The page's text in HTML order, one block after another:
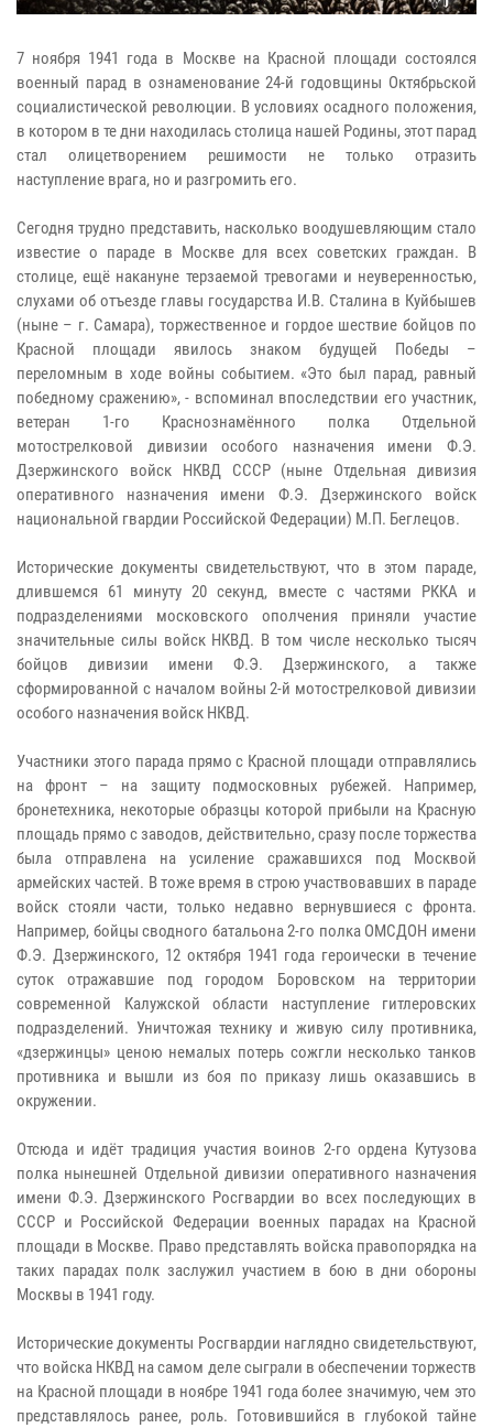
7 ноября 1941 года в Москве на Красной площади состоялся
военный парад в ознаменование 24-й годовщины Октябрьской
социалистической революции. В условиях осадного положения,
в котором в те дни находилась столица нашей Родины, этот парад
стал олицетворением решимости не только отразить
наступление врага, но и разгромить его.
Сегодня трудно представить, насколько воодушевляющим стало
известие о параде в Москве для всех советских граждан. В
столице, ещё накануне терзаемой тревогами и неуверенностью,
слухами об отъезде главы государства И.В. Сталина в Куйбышев
(ныне – г. Самара), торжественное и гордое шествие бойцов по
Красной площади явилось знаком будущей Победы –
переломным в ходе войны событием. «Это был парад, равный
победному сражению», - вспоминал впоследствии его участник,
ветеран 1-го Краснознамённого полка Отдельной
мотострелковой дивизии особого назначения имени Ф.Э.
Дзержинского войск НКВД СССР (ныне Отдельная дивизия
оперативного назначения имени Ф.Э. Дзержинского войск
национальной гвардии Российской Федерации) М.П. Беглецов.
Исторические документы свидетельствуют, что в этом параде,
длившемся 61 минуту 20 секунд, вместе с частями РККА и
подразделениями московского ополчения приняли участие
значительные силы войск НКВД. В том числе несколько тысяч
бойцов дивизии имени Ф.Э. Дзержинского, а также
сформированной с началом войны 2-й мотострелковой дивизии
особого назначения войск НКВД.
Участники этого парада прямо с Красной площади отправлялись
на фронт – на защиту подмосковных рубежей. Например,
бронетехника, некоторые образцы которой прибыли на Красную
площадь прямо с заводов, действительно, сразу после торжества
была отправлена на усиление сражавшихся под Москвой
армейских частей. В тоже время в строю участвовавших в параде
войск стояли части, только недавно вернувшиеся с фронта.
Например, бойцы сводного батальона 2-го полка ОМСДОН имени
Ф.Э. Дзержинского, 12 октября 1941 года героически в течение
суток отражавшие под городом Боровском на территории
современной Калужской области наступление гитлеровских
подразделений. Уничтожая технику и живую силу противника,
«дзержинцы» ценою немалых потерь сожгли несколько танков
противника и вышли из боя по приказу лишь оказавшись в
окружении.
Отсюда и идёт традиция участия воинов 2-го ордена Кутузова
полка нынешней Отдельной дивизии оперативного назначения
имени Ф.Э. Дзержинского Росгвардии во всех последующих в
СССР и Российской Федерации военных парадах на Красной
площади в Москве. Право представлять войска правопорядка на
таких парадах полк заслужил участием в бою в дни обороны
Москвы в 1941 году.
Исторические документы Росгвардии наглядно свидетельствуют,
что войска НКВД на самом деле сыграли в обеспечении торжеств
на Красной площади в ноябре 1941 года более значимую, чем это
представлялось ранее, роль. Готовившийся в глубокой тайне